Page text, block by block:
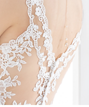
Nederland vindt u